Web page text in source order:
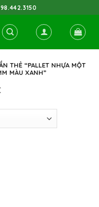
THẺ “PALLET NHỰA MỘT
MÀU XANH”